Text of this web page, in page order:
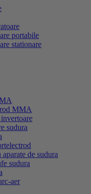
portabile
stationare
MMA
sudura
de sudura
sudura
aer